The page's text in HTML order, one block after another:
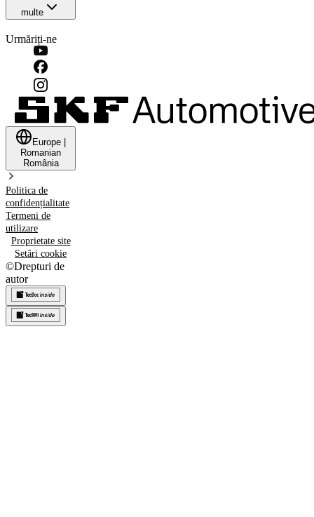
multe
Urmăriți-ne
Europe
Romanian
România
Politica de
confidențialitate
Termeni de
utilizare
Proprietate site
Setări cookie
©Drepturi de
autor